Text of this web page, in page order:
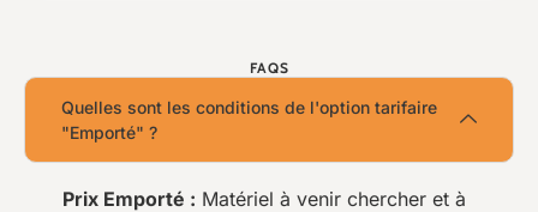
FAQS
Quelles sont les conditions de l'option tarifaire
"Emporté" ?
Prix Emporté : Matériel à venir chercher et à